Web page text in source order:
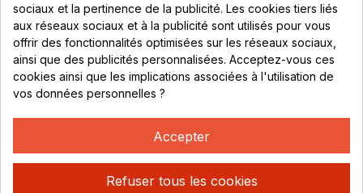
Lundi au vendredi :
8h - 16h
uniquement sur Rendez-vous
CONTACT
04 78 37 00 68
contact@rhonephilatelie.fr
sociaux et la pertinence de la publicité. Les cookies tiers liés
aux réseaux sociaux et à la publicité sont utilisés pour vous
offrir des fonctionnalités optimisées sur les réseaux sociaux,
ainsi que des publicités personnalisées. Acceptez-vous ces
cookies ainsi que les implications associées à l'utilisation de
vos données personnelles ?
Accepter
Refuser tous les cookies